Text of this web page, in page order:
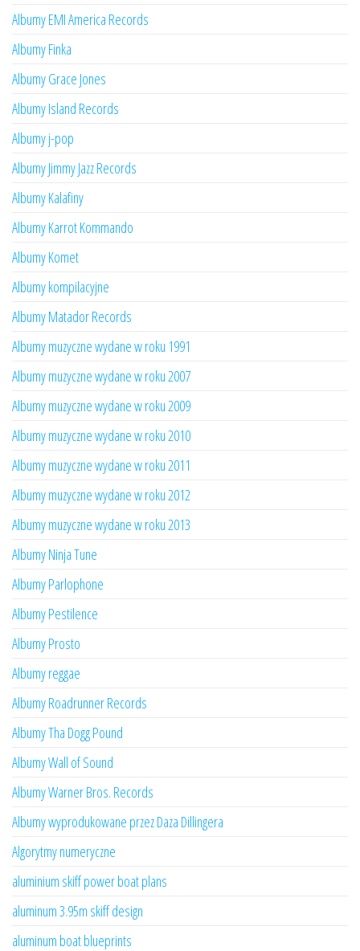
Albumy EMI America Records
Albumy Finka
Albumy Grace Jones
Albumy Island Records
Albumy j-pop
Albumy Jimmy Jazz Records
Albumy Kalafiny
Albumy Karrot Kommando
Albumy Komet
Albumy kompilacyjne
Albumy Matador Records
Albumy muzyczne wydane w roku 1991
Albumy muzyczne wydane w roku 2007
Albumy muzyczne wydane w roku 2009
Albumy muzyczne wydane w roku 2010
Albumy muzyczne wydane w roku 2011
Albumy muzyczne wydane w roku 2012
Albumy muzyczne wydane w roku 2013
Albumy Ninja Tune
Albumy Parlophone
Albumy Pestilence
Albumy Prosto
Albumy reggae
Albumy Roadrunner Records
Albumy Tha Dogg Pound
Albumy Wall of Sound
Albumy Warner Bros. Records
Albumy wyprodukowane przez Daza Dillingera
Algorytmy numeryczne
aluminium skiff power boat plans
aluminum 3.95m skiff design
aluminum boat blueprints